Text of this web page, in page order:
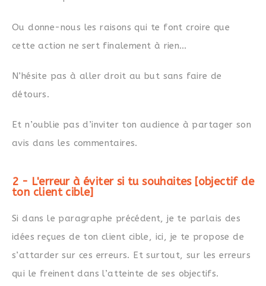
Ou donne-nous les raisons qui te font croire que
cette action ne sert finalement à rien…
N’hésite pas à aller droit au but sans faire de
détours.
Et n’oublie pas d’inviter ton audience à partager son
avis dans les commentaires.
2 - L'erreur à éviter si tu souhaites [objectif de
ton client cible]
Si dans le paragraphe précédent, je te parlais des
idées reçues de ton client cible, ici, je te propose de
s’attarder sur ces erreurs. Et surtout, sur les erreurs
qui le freinent dans l’atteinte de ses objectifs.